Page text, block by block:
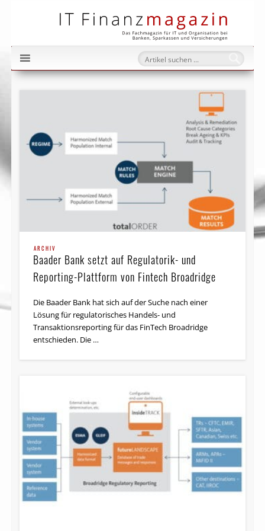
ARCHIV
Baader Bank setzt auf Regulatorik- und
Reporting-Plattform von Fintech Broadridge
Die Baader Bank hat sich auf der Suche nach einer
Lösung für regulatorisches Handels- und
Transaktionsreporting für das FinTech Broadridge
entschieden. Die …